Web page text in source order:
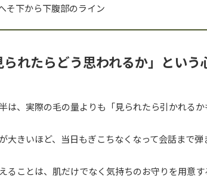
そ下から下腹部のライン
られたらどう思われるか」という
は、実際の毛の量よりも「見られたら引かれるか
大きいほど、当日もぎこちなくなって会話まで弾
ることは、肌だけでなく気持ちのお守りを用意す